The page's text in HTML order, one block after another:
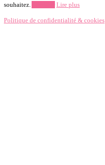
souhaitez.
Lire plus
Politique de confidentialité & cookies